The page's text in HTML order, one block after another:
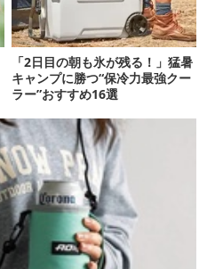
「2日目の朝も氷が残る！」猛暑
キャンプに勝つ“保冷力最強クー
ラー”おすすめ16選